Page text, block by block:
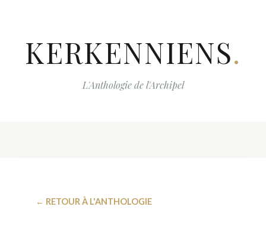
KERKENNIENS.
L'Anthologie de l'Archipel
← RETOUR À L'ANTHOLOGIE